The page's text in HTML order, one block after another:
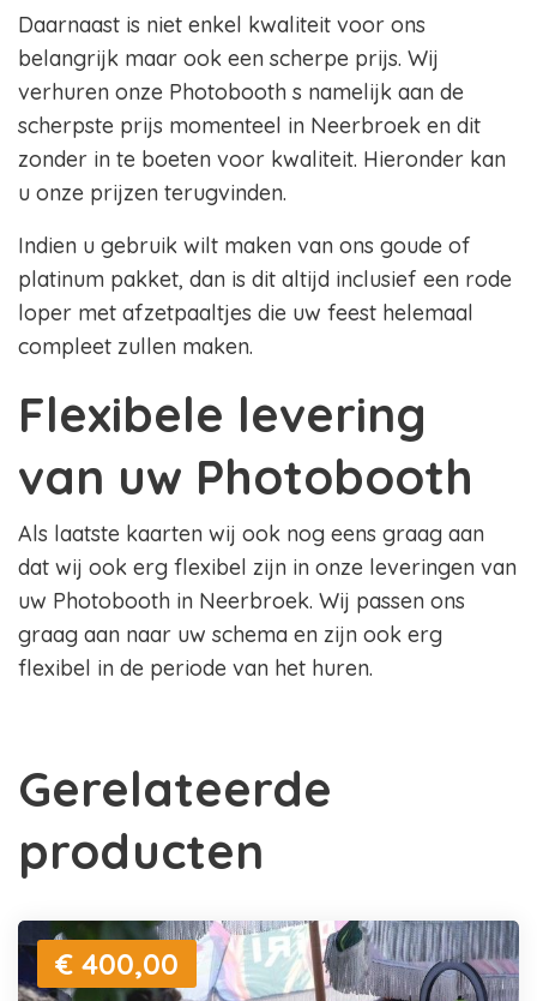
Daarnaast is niet enkel kwaliteit voor ons
belangrijk maar ook een scherpe prijs. Wij
verhuren onze Photobooth s namelijk aan de
scherpste prijs momenteel in Neerbroek en dit
zonder in te boeten voor kwaliteit. Hieronder kan
u onze prijzen terugvinden.
Indien u gebruik wilt maken van ons goude of
platinum pakket, dan is dit altijd inclusief een rode
loper met afzetpaaltjes die uw feest helemaal
compleet zullen maken.
Flexibele levering
van uw Photobooth
Als laatste kaarten wij ook nog eens graag aan
dat wij ook erg flexibel zijn in onze leveringen van
uw Photobooth in Neerbroek. Wij passen ons
graag aan naar uw schema en zijn ook erg
flexibel in de periode van het huren.
Gerelateerde
producten
€ 400,00